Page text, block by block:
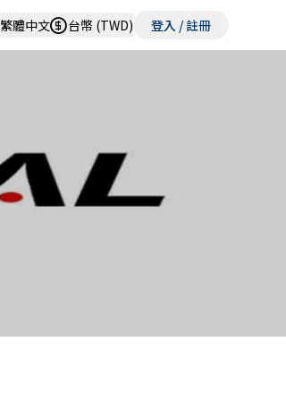
繁體中文 台幣 (TWD) 登入 / 註冊